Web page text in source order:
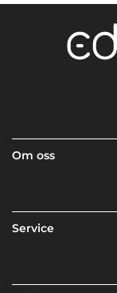
Om oss
Service